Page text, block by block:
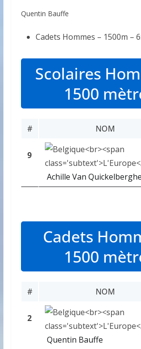
Quentin Bauffe
Cadets Hommes – 1500m –
Scolaires
1500
# NOM
9
Achille Van Quickelberghe
Cadets
1500
# NOM
2
Quentin Bauffe